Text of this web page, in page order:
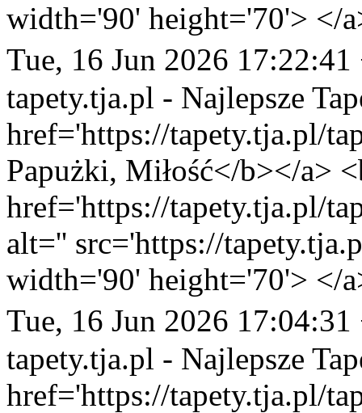
width='90' height='70'> </
Tue, 16 Jun 2026 17:22:41
tapety.tja.pl - Najlepsze
href='https://tapety.tja.pl/
Papużki, Miłość</b></a>
href='https://tapety.tja.pl/
alt='' src='https://
width='90' height='70'> </
Tue, 16 Jun 2026 17:04:31
tapety.tja.pl - Najlepsze
href='https://tapety.tja.pl/